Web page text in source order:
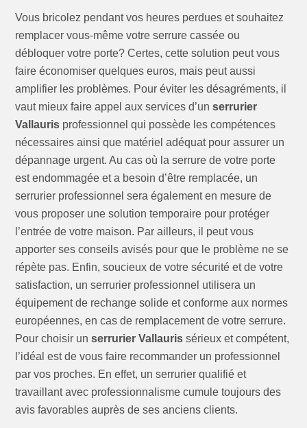
Vous bricolez pendant vos heures perdues et souhaitez
remplacer vous-même votre serrure cassée ou
débloquer votre porte? Certes, cette solution peut vous
faire économiser quelques euros, mais peut aussi
amplifier les problèmes. Pour éviter les désagréments, il
vaut mieux faire appel aux services d’unserrurier
Vallauris professionnel qui possède les compétences
nécessaires ainsi que matériel adéquat pour assurer un
dépannage urgent. Au cas où la serrure de votre porte
est endommagée et a besoin d’être remplacée, un
serrurier professionnel sera également en mesure de
vous proposer une solution temporaire pour protéger
l’entrée de votre maison. Par ailleurs, il peut vous
apporter ses conseils avisés pour que le problème ne se
répète pas. Enfin, soucieux de votre sécurité et de votre
satisfaction, un serrurier professionnel utilisera un
équipement de rechange solide et conforme aux normes
européennes, en cas de remplacement de votre serrure.
Pour choisir unserrurier Vallauris sérieux et compétent,
l’idéal est de vous faire recommander un professionnel
par vos proches. En effet, un serrurier qualifié et
travaillant avec professionnalisme cumule toujours des
avis favorables auprès de ses anciens clients.